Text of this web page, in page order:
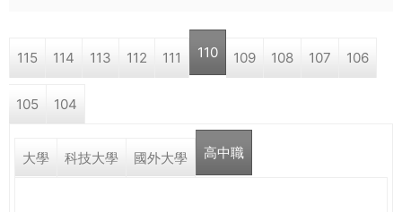
學a
r
e
115 114 113 112 111 110 109 108 107 106
105 104
大學 科技大學 國外大學 高中職